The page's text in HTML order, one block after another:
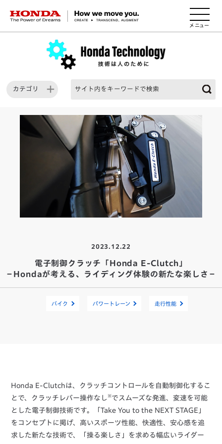
HONDA The Power of Dreams
カテゴリ
2023.12.22
電子制御クラッチ「Honda E-Clutch」
－Hondaが考える、ライディング体験の新たな楽しさ－
バイク パワートレーン 走行性能
Honda E-Clutchは、クラッチコントロールを自動制御化するこ
とで、クラッチレバー操作なし ※でスムーズな発進、変速を可能
とした電子制御技術です。「Take You to the NEXT STAGE」
をコンセプトに掲げ、高いスポーツ性能、快適性、安心感を追
求した新たな技術で、「操る楽しさ」を求める幅広いライダー